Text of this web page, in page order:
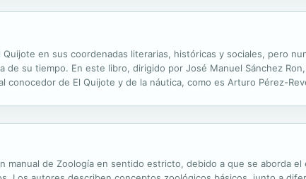
en sus coordenadas literarias, históricas y sociales, pero
de su tiempo. En este libro, dirigido por José Manuel Sánchez
conocedor de El Quijote y de la náutica, como es Arturo Pérez-
manual de Zoología en sentido estricto, debido a que se aborda